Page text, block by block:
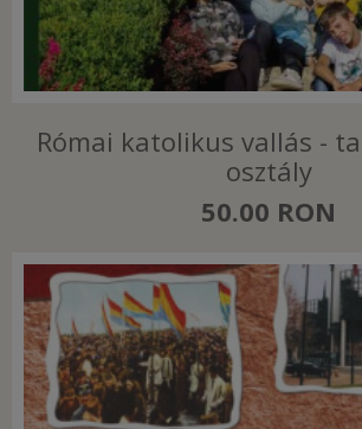
Római katolikus vallás -
osztály
50.00 RON